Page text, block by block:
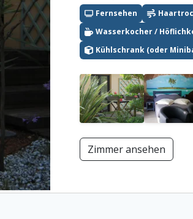
Fernsehen
Wasserkocher /
Kühlschrank (oder
Zimmer ansehen